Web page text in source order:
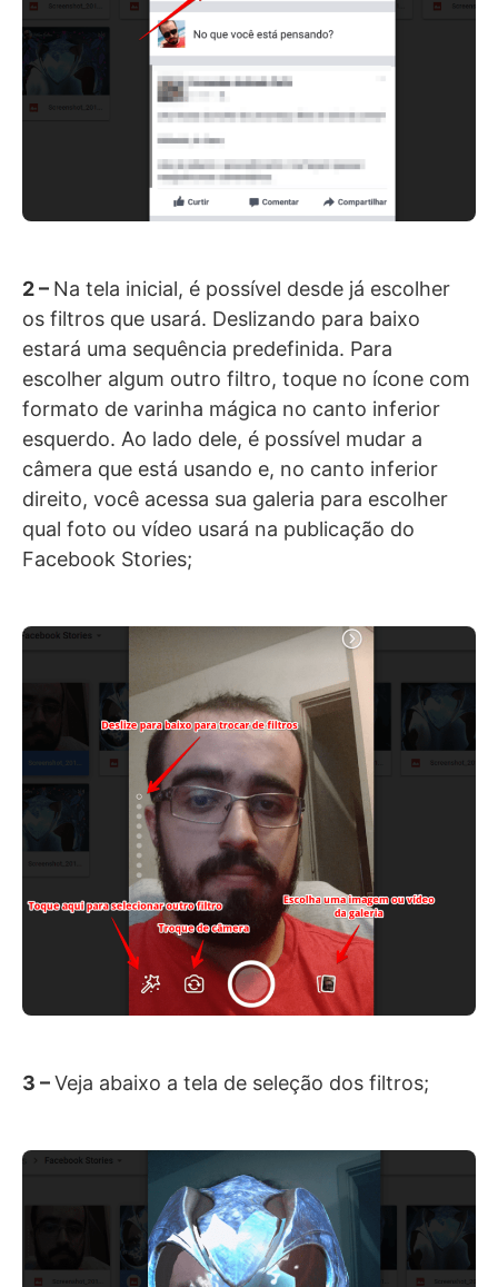
2 – Na tela inicial, é possível desde já escolher
os filtros que usará. Deslizando para baixo
estará uma sequência predefinida. Para
escolher algum outro filtro, toque no ícone com
formato de varinha mágica no canto inferior
esquerdo. Ao lado dele, é possível mudar a
câmera que está usando e, no canto inferior
direito, você acessa sua galeria para escolher
qual foto ou vídeo usará na publicação do
Facebook Stories;
3 –Veja abaixo a tela de seleção dos filtros;